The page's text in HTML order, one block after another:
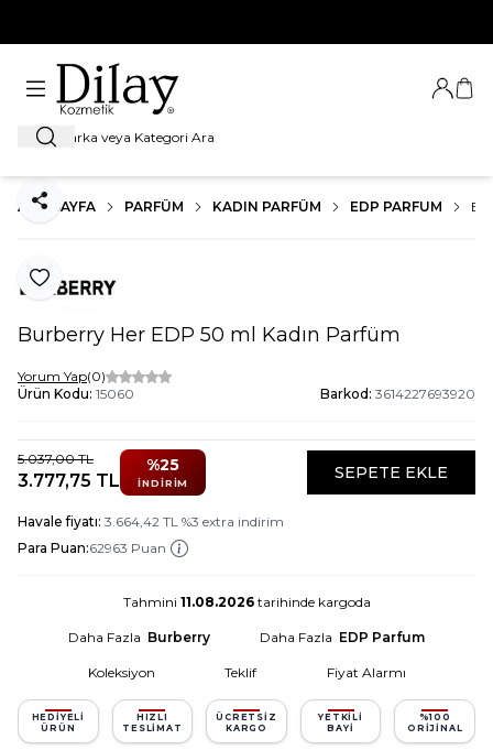
Ara
Giriş
ANA SAYFA PARFÜM KADIN PARFÜM EDP PARFUM
Favoriye Ekle
Paylaş
Burberry Her EDP 50 ml Kadın Parfüm
Yorum Yap(0)
Ürün Kodu: 15060 Barkod: 3614227693920
5.037,00TL
3.777,75 TL
%25
İNDIRIM
SEPETE EKLE
Havale fiyatı: 3.664,42 TL %3 extra indirim
Para Puan:62963 Puan
Tahmini 11.08.2026tarihinde kargoda
Daha Fazla Burberry Daha Fazla EDP Parfum
Koleksiyon Teklif Fiyat Alarmı
HEDIYELI
ÜRÜN
HIZLI
TESLIMAT
ÜCRETSIZ
KARGO
YETKILI
BAYI
%100
ORIJINAL